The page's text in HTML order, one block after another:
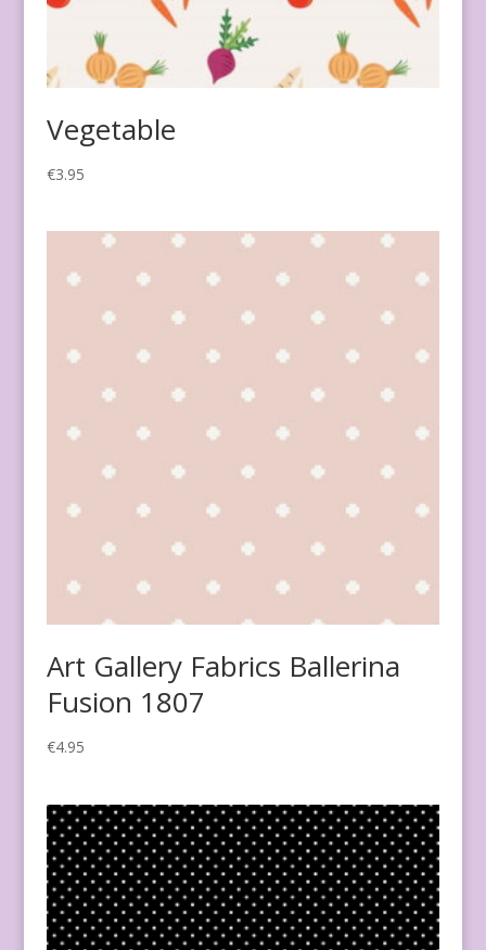
Vegetable
€3.95
Art Gallery Fabrics Ballerina
Fusion 1807
€4.95